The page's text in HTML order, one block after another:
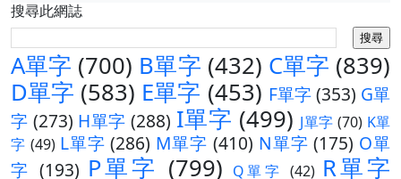
搜尋此網誌
A單字 (700) B單字 (432) C單字 (839)
D單字 (583) E單字 (453) F單字(353) G單
字 (273) H單字 (288) I單字 (499) J單字 (70) K單
字 (49) L單字 (286) M單字 (410) N單字 (175) O單
字 (193) P單字 (799) Q單字 (42) R單字